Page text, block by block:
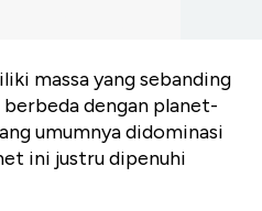
massa yang sebanding
dengan planet-
umumnya didominasi
ini justru dipenuhi